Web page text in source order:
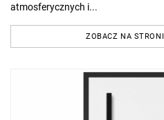
atmosferycznych i...
ZOBACZ NA